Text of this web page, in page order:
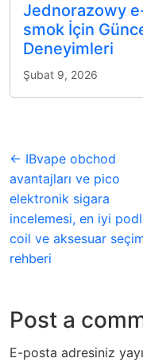
Jednorazowy
smok İçin
Deneyimleri
Şubat 9, 2026
← IBvape obchod
avantajları ve pico
elektronik sigara
incelemesi, en iyi
coil ve aksesuar
rehberi
Post a
E-posta adresiniz